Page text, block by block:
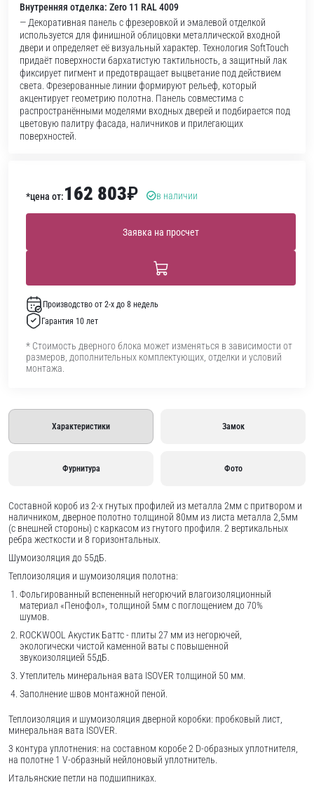
Внутренняя отделка: Zero 11 RAL 4009
— Декоративная панель с фрезеровкой и эмалевой отделкой
используется для финишной облицовки металлической входной
двери и определяет её визуальный характер. Технология SoftTouch
придаёт поверхности бархатистую тактильность, а защитный лак
фиксирует пигмент и предотвращает выцветание под действием
света. Фрезерованные линии формируют рельеф, который
акцентирует геометрию полотна. Панель совместима с
распространёнными моделями входных дверей и подбирается под
цветовую палитру фасада, наличников и прилегающих
поверхностей.
*цена от:162 803₽ в наличии
Заявка на просчет
Производство от 2-х до 8 недель
Гарантия 10 лет
* Стоимость дверного блока может изменяться в зависимости от
размеров, дополнительных комплектующих, отделки и условий
монтажа.
Характеристики Замок
Фурнитура Фото
Составной короб из 2-х гнутых профилей из металла 2мм с притвором и
наличником, дверное полотно толщиной 80мм из листа металла 2,5мм
(с внешней стороны) c каркасом из гнутого профиля. 2 вертикальных
ребра жесткости и 8 горизонтальных.
Шумоизоляция до 55дБ.
Теплоизоляция и шумоизоляция полотна:
Фольгированный вспененный негорючий влагоизоляционный
материал «Пенофол», толщиной 5мм с поглощением до 70%
шумов.
ROCKWOOL Акустик Баттс - плиты 27 мм из негорючей,
экологически чистой каменной ваты с повышенной
звукоизоляцией 55дБ.
Утеплитель минеральная вата ISOVER толщиной 50 мм.
Заполнение швов монтажной пеной.
Теплоизоляция и шумоизоляция дверной коробки: пробковый лист,
минеральная вата ISOVER.
3 контура уплотнения: на составном коробе 2 D-образных уплотнителя,
на полотне 1 V-образный нейлоновый уплотнитель.
Итальянские петли на подшипниках.